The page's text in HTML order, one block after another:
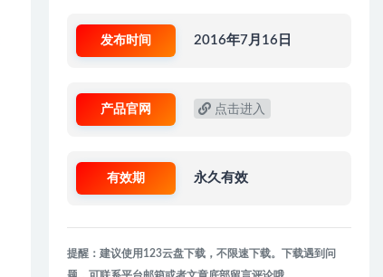
发布时间 2016年7月16日
产品官网 点击进入
有效期 永久有效
提醒：建议使用123云盘下载，不限速下载。下载遇到问
题，可联系平台邮箱或者文章底部留言评论哦。